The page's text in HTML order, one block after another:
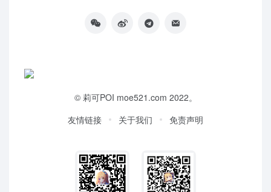
© 莉可POI moe521.com 2022。
友情链接
关于我们 免责声明